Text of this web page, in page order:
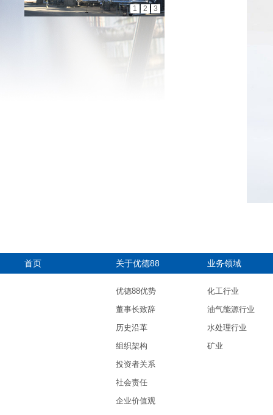
1 2 3
首页 关于优德88
优德88优势
董事长致辞
历史沿革
组织架构
投资者关系
社会责任
企业价值观
业务领域
化工行业
油气能源行业
水处理行业
矿业